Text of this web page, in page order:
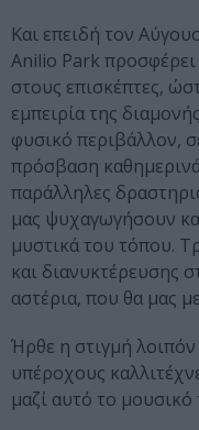
Και επειδή τον
Anilio Park
στους επισκέπτες,
εμπειρία της
φυσικό περιβάλλον,
πρόσβαση καθημερινά
παράλληλες
μας ψυχαγωγήσουν
μυστικά του τόπου.
και διανυκτέρευσης
αστέρια, που θα μας
Ήρθε η στιγμή
υπέροχους
μαζί αυτό το μουσικό